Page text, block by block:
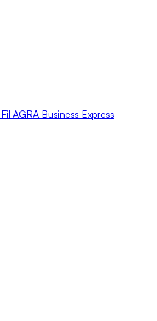
Fil AGRA Business Express